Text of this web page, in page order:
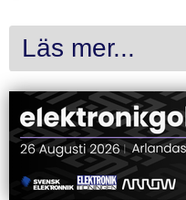
Läs mer...